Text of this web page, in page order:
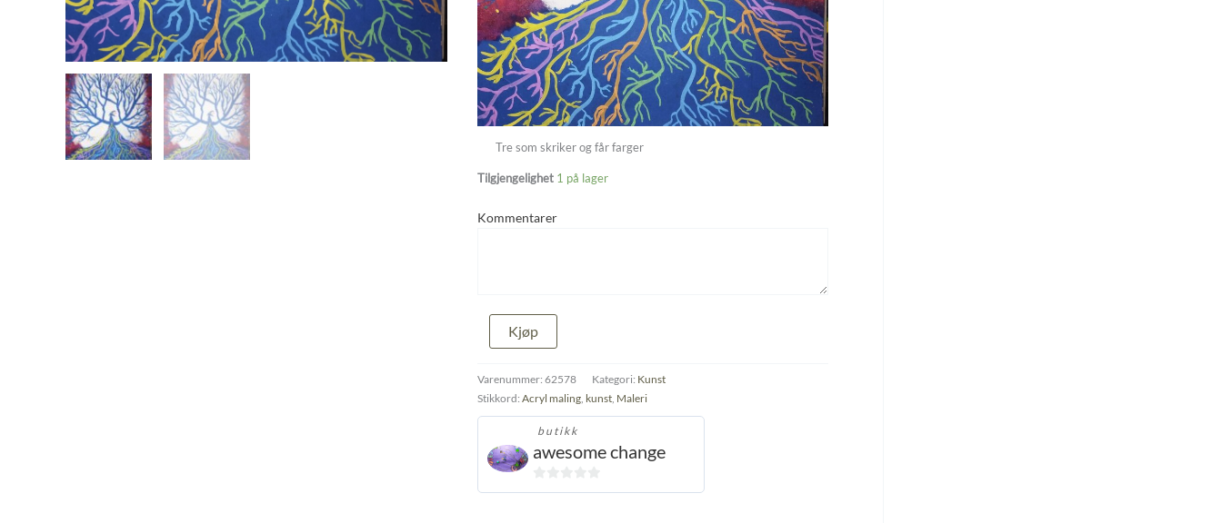
Tre som skriker og får farger
Tilgjengelighet 1 på lager
Kommentarer
Tree
screaming
gets
color
antall
Kjøp
Varenummer:62578 Kategori: Kunst
Stikkord: Acryl maling kunst Maleri
butikk
awesome change
0